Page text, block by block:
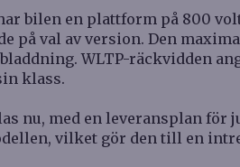
bilen en plattform på 800
på val av version. Den
WLTP-räckvidden
klass.
nu, med en leveransplan för
vilket gör den till en